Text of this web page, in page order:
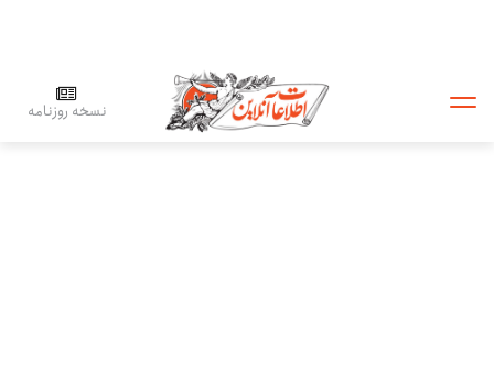
نسخه روزنامه